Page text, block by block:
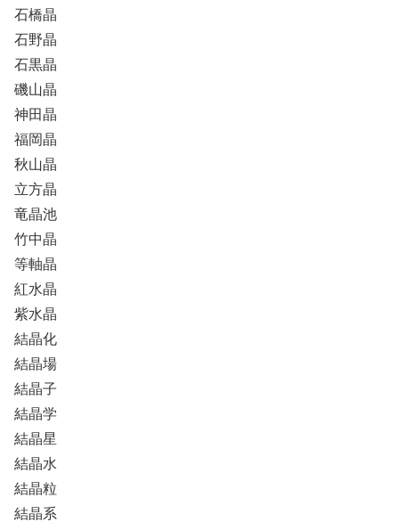
石橋晶
石野晶
石黒晶
磯山晶
神田晶
福岡晶
秋山晶
立方晶
竜晶池
竹中晶
等軸晶
紅水晶
紫水晶
結晶化
結晶場
結晶子
結晶学
結晶星
結晶水
結晶粒
結晶系